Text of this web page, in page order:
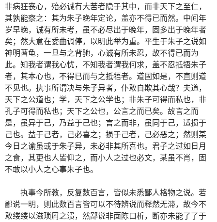
非病狂丧心，殆必诚有大苦者隐于其中，而非天下之至仁，
其孰能察之：其为朱子晚年定论，盖亦不得已而然。中间年
岁早晚，诚有所未考，虽不必尽出于晚年，固多出于晚年者
矣；然大意在委曲调停，以明此举为重。平生于朱子之说如
神明蓍龟，一旦与之背驰，心诚有所未忍，故不得已而为
此。知我者谓我心忧，不知我者谓我何求，盖不忍抵牾朱子
者，其本心也，不得已而与之抵牾者。道固如是，不直则道
不见也。执事所谓决与朱子异者，仆敢自欺其心哉？夫道，
天下之公道也；学，天下之公学也；非朱子可得而私也，非
孔子可得而私也；天下之公也，公言之而已矣。故言之而
是，虽异于己，乃益于己也；言之而非，虽同于己，适损于
己也。益于己者，己必喜之；损于己者，己必恶之；然则某
今日之谕虽或于朱子异，未必非其所喜也。君子之过如日月
之食，其更也人皆仰之，而小人之过也必文，某虽不肖，固
不敢以小人之心事朱子也。
执事今所教，反复数百言，皆似未悉鄙人格物之说。若
鄙说一明，则此数百言皆可以不待辨说而释然无滞，故今不
敢缕缕以滋琐屑之溃，然鄙说非面陈口析，断亦未能了了于